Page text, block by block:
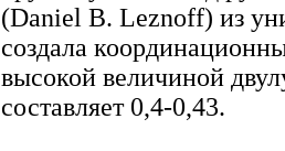
(Daniel B. Leznoff) из
создала
высокой величиной
составляет 0,4-0,43.